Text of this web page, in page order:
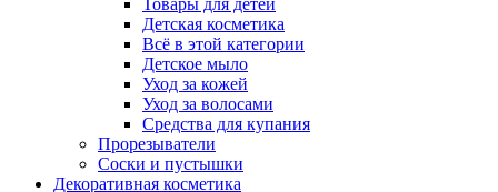
Товары для детей
Детская косметика
Всё в этой категории
Детское мыло
Уход за кожей
Уход за волосами
Средства для купания
Прорезыватели
Соски и пустышки
Декоративная косметика